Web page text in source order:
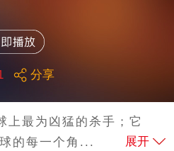
分享
上最为凶猛的杀手；它
的每一个角...
展开